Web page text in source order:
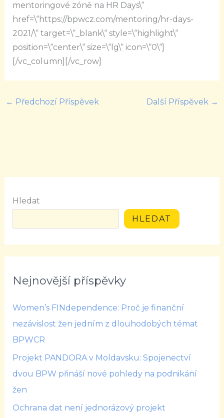
mentoringové zóně na HR Days\“
href=\“https://bpwcz.com/mentoring/hr-days-
2021/\“ target=\“_blank\“ style=\“highlight\“
position=\“center\“ size=\“lg\“ icon=\“0\“]
[/vc_column][/vc_row]
← Předchozí Příspěvek Další Příspěvek →
Hledat
HLEDAT
Nejnovější příspěvky
Women’s FINdependence: Proč je finanční
nezávislost žen jedním z dlouhodobých témat
BPWCR
Projekt PANDORA v Moldavsku: Spojenectví
dvou BPW přináší nové pohledy na podnikání
žen
Ochrana dat není jednorázový projekt